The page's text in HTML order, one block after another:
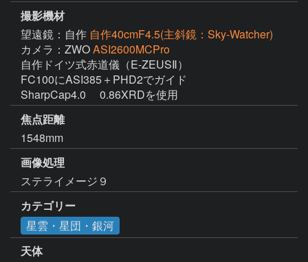
撮影機材
望遠鏡：自作 自作40cmF4.5(主斜鏡：Sky-Watcher)
カメラ：ZWOASI2600MCPro
自作ドイツ式赤道儀（E-ZEUSⅡ）
FC100にASI385＋PHD2でガイド
SharpCap4.0 　0.86XRDを使用
焦点距離
1548mm
画像処理
ステライメージ９
カテゴリー
星雲・星団・銀河
天体